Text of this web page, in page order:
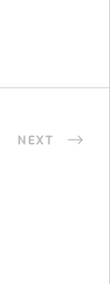
NEXT